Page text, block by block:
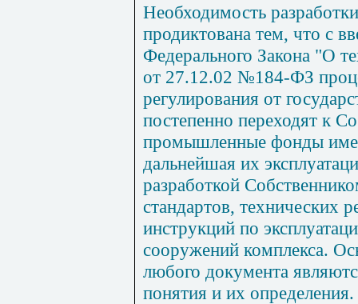
Необходимость
продиктована тем, что с
Федерального Закона "О
от 27.12.02 №184-ФЗ
регулирования от
постепенно переходят к
промышленные фонды
дальнейшая их
разработкой
стандартов, технических
инструкций по
сооружений комплекса.
любого документа
понятия и их определения.